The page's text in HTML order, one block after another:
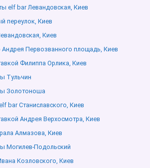
elf bar Левандовская, Киев
переулок, Киев
Киев
Андрея Первозванного площадь, Киев
Филиппа Орлика, Киев
Тульчин
Золотоноша
bar Станиславского, Киев
Андрея Верхосмотра, Киев
Алмазова, Киев
Могилев-Подольский
Козловского, Киев